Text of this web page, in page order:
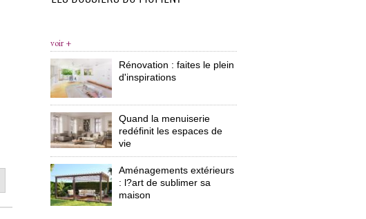
voir +
Rénovation : faites le plein
d'inspirations
Quand la menuiserie
redéfinit les espaces de
vie
Aménagements extérieurs
: l?art de sublimer sa
maison